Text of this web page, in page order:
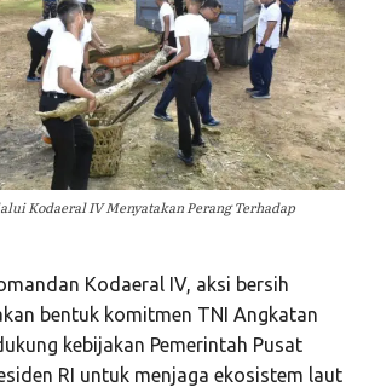
Kodaeral IV Menyatakan Perang Terhadap
Kodaeral IV, aksi bersih
bentuk komitmen TNI Angkatan
kebijakan Pemerintah Pusat
RI untuk menjaga ekosistem laut